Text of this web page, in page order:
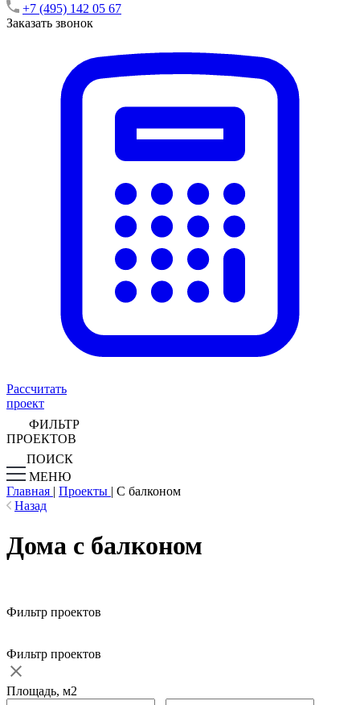
+7 (495) 142 05 67
Заказать звонок
Рассчитать
проект
ФИЛЬТР
ПРОЕКТОВ
ПОИСК
МЕНЮ
Главная | Проекты | С балконом
Назад
Дома с балконом
Фильтр проектов
Фильтр проектов
Площадь, м2